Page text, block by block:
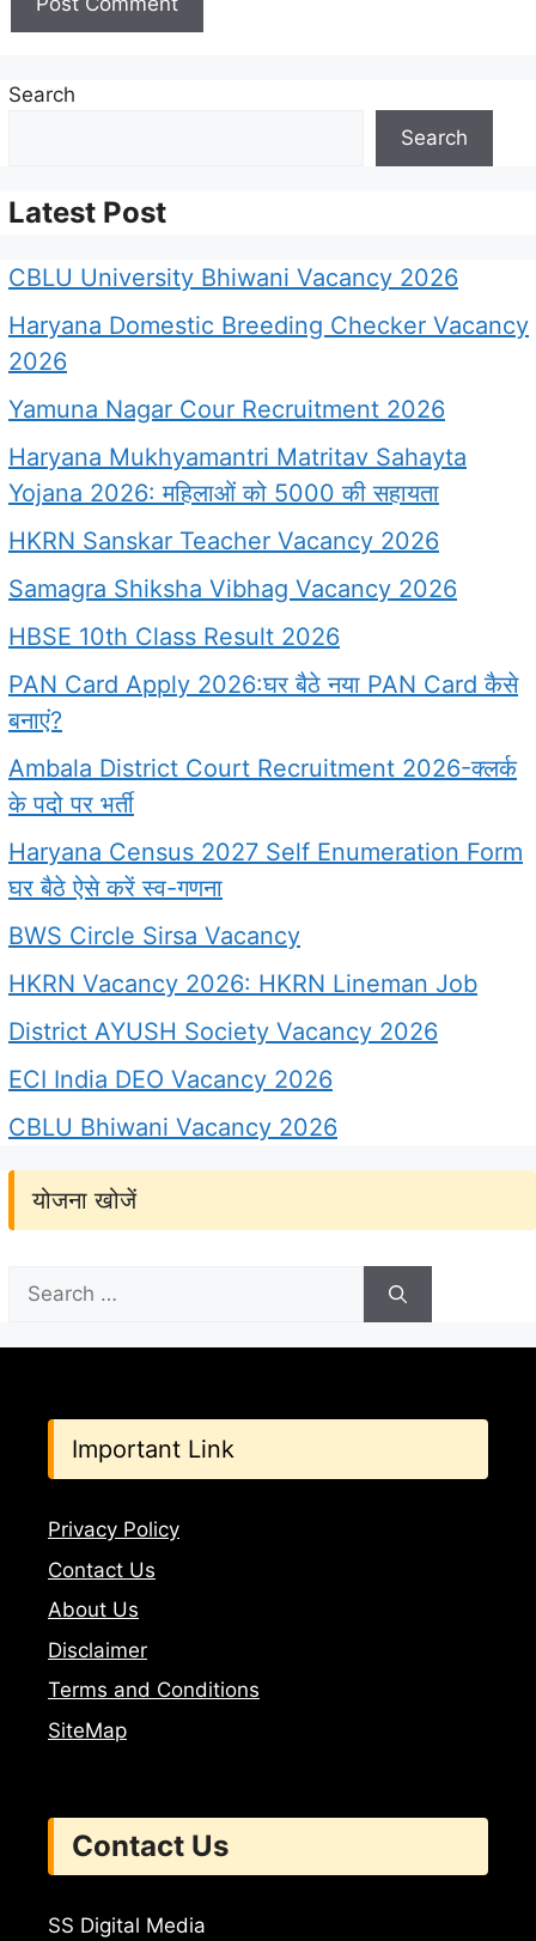
Search
Search
Latest Post
CBLU University Bhiwani Vacancy 2026
Haryana Domestic Breeding Checker Vacancy
2026
Yamuna Nagar Cour Recruitment 2026
Haryana Mukhyamantri Matritav Sahayta
Yojana 2026: महिलाओं को 5000 की सहायता
HKRN Sanskar Teacher Vacancy 2026
Samagra Shiksha Vibhag Vacancy 2026
HBSE 10th Class Result 2026
PAN Card Apply 2026:घर बैठे नया PAN Card कैसे
बनाएं?
Ambala District Court Recruitment 2026-क्लर्क
के पदो पर भर्ती
Haryana Census 2027 Self Enumeration Form
घर बैठे ऐसे करें स्व-गणना
BWS Circle Sirsa Vacancy
HKRN Vacancy 2026: HKRN Lineman Job
District AYUSH Society Vacancy 2026
ECI India DEO Vacancy 2026
CBLU Bhiwani Vacancy 2026
योजना खोजें
Search
for:
Important Link
Privacy Policy
Contact Us
About Us
Disclaimer
Terms and Conditions
SiteMap
Contact Us
SS Digital Media